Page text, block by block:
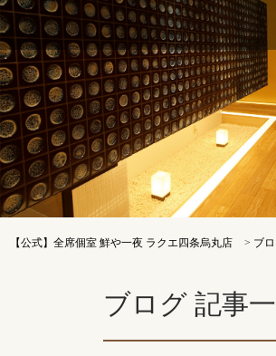
【公式】全席個室 鮮や一夜 ラクエ四条烏丸店 > ブ
ブログ 記事